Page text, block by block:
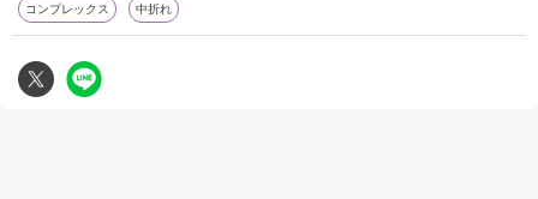
コンプレックス 中折れ